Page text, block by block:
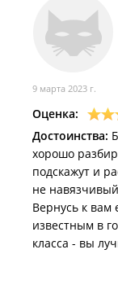
9 марта 2023 г.
Оценка:
Достоинства:
хорошо
подскажут и
не
Вернусь к вам
известным в
класса - вы